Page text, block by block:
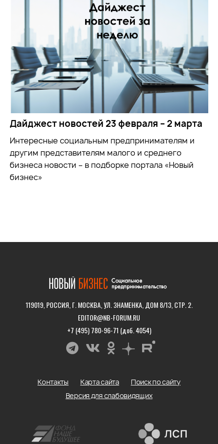
Дайджест новостей 23 февраля – 2 марта
Интересные социальным предпринимателям и
другим представителям малого и среднего
бизнеса новости – в подборке портала «Новый
бизнес»
119019, РОССИЯ, Г. МОСКВА, УЛ. ЗНАМЕНКА, ДОМ 8/13, СТР. 2.
EDITOR@NB-FORUM.RU
+7 (495) 780-96-71 (доб. 4054)
Контакты Карта сайта
Поиск по сайту
Версия для слабовидящих